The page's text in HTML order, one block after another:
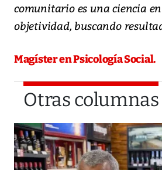
comunitario es una ciencia
objetividad, buscando
Magíster en Psicología Social.
Otras columnas